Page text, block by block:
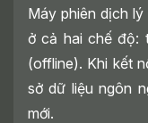
Máy phiên dịch
ở cả hai chế độ:
(offline). Khi kết
sở dữ liệu ngôn
mới.